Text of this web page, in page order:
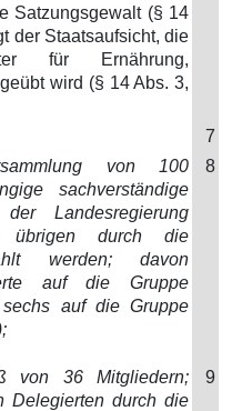
Satzungsgewalt (§ 14
der Staatsaufsicht, die
für Ernährung,
wird (§ 14 Abs. 3,
7
von 100
sachverständige
Landesregierung
übrigen durch die
werden; davon
auf die Gruppe
auf die Gruppe
8
von 36 Mitgliedern;
Delegierten durch die
9